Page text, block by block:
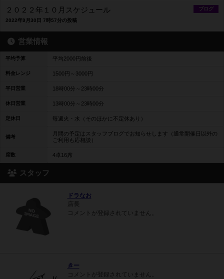
ブログ
２０２２年１０月スケジュール
2022年9月30日 7時57分の投稿
営業情報
平均予算 平均2000円前後
料金レンジ 1500円～3000円
平日営業 18時00分～23時00分
休日営業 13時00分～23時00分
定休日 毎週火・水（そのほかに不定休あり）
備考
月間の予定はスタッフブログでお知らせします（通常開催日以外の
ご利用も応相談）
席数 4卓16席
スタッフ
ドラなお
コメントが登録されていません。
きー
コメントが登録されていません。